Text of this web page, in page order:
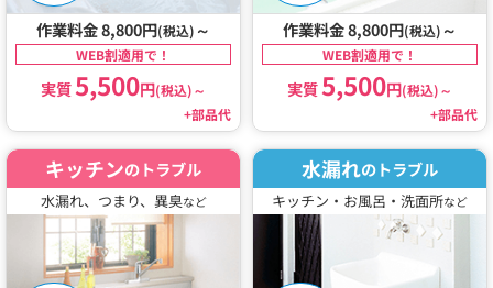
作業料金 8,800円(税込) ～
WEB割適用で！
実質5,500円(税込)～
+部品代
作業料金 8,800円(税込) ～
WEB割適用で！
実質5,500円(税込)～
+部品代
キッチンのトラブル
水漏れ、つまり、異臭など
水漏れのトラブル
キッチン・お風呂・洗面所など